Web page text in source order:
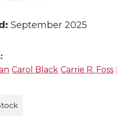
September 2025
Carol Black Carrie R. Foss